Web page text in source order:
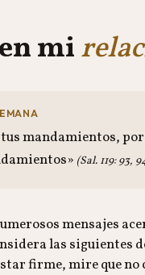
mi
mandamientos,
(Sal. 119: 93,
mensajes
las siguientes
firme, mire que no